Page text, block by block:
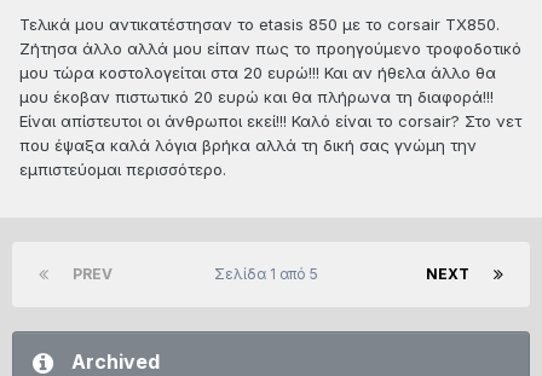
Τελικά μου αντικατέστησαν το etasis 850 με το corsair TX850.
Ζήτησα άλλο αλλά μου είπαν πως το προηγούμενο τροφοδοτικό
μου τώρα κοστολογείται στα 20 ευρώ!!! Και αν ήθελα άλλο θα
μου έκοβαν πιστωτικό 20 ευρώ και θα πλήρωνα τη διαφορά!!!
Είναι απίστευτοι οι άνθρωποι εκεί!!! Καλό είναι το corsair? Στο νετ
που έψαξα καλά λόγια βρήκα αλλά τη δική σας γνώμη την
εμπιστεύομαι περισσότερο.
PREV NEXT
Σελίδα 1 από 5
Archived